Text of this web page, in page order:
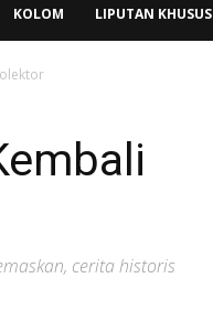
KOLOM LIPUTAN KHUSUS
cerita historis